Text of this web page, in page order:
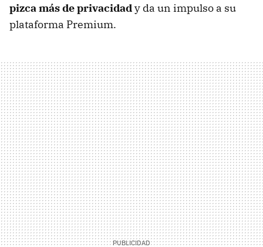
pizca más de privacidady da un impulso a su
plataforma Premium.